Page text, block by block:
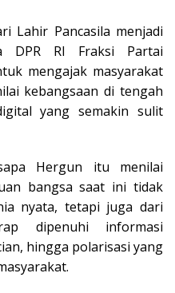
Lahir Pancasila menjadi
DPR RI Fraksi Partai
mengajak masyarakat
kebangsaan di tengah
yang semakin sulit
Hergun itu menilai
bangsa saat ini tidak
nyata, tetapi juga dari
dipenuhi informasi
hingga polarisasi yang